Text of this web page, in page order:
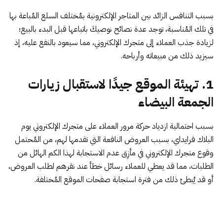
بسبب التنافس الزائد بين المتاجر الإلكترونية بمُختلف السلع المُباعة بها
في تلك المُناسبة، توجد عدة نصائح نوصيكَ باتباعها قبل البدء بالبيع؛
لزيادة جذب العملاء إلى متجرك الإلكتروني، مما سيعود بالنفع عليه، إذ
سيزيد ذلك من مبيعاته وأرباحه.
1. تهيئة الموقع جيدًا لاستقبال زيارات
الجمعة البيضاء
بسبب احتمالية ازدياد حركة مرور العملاء على متجرك الإلكتروني يوم
البلاك فرايداي، بسبب العروض النافعة التي تقدمها لهم، من المُحتمل
وقوع متجرك الإلكتروني في مأزِق عدم الاستجابة لهذا الكم الهائل من
الطلبات، مما قد يعطي للعملاء رسائل خطأ عند نقرهم لطلب العروض،
أو قد يُبطئ ذلك من فترة استجابة صفحات الموقع المُختلفة.